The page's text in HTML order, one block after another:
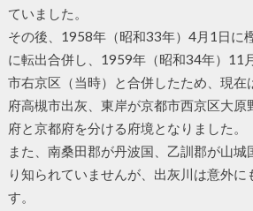
ていました。
その後、1958年（昭和33年）4月1日に
に転出合併し、1959年（昭和34年）11
市右京区（当時）と合併したため、現在
府高槻市出灰、東岸が京都市西京区大原
府と京都府を分ける府境となりました。
また、南桑田郡が丹波国、乙訓郡が山城
り知られていませんが、出灰川は意外に
す。